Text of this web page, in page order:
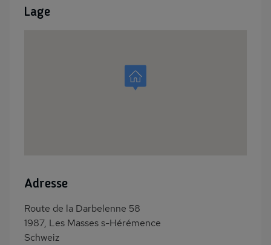
Lage
Adresse
Route de la Darbelenne 58
1987, Les Masses s-Hérémence
Schweiz